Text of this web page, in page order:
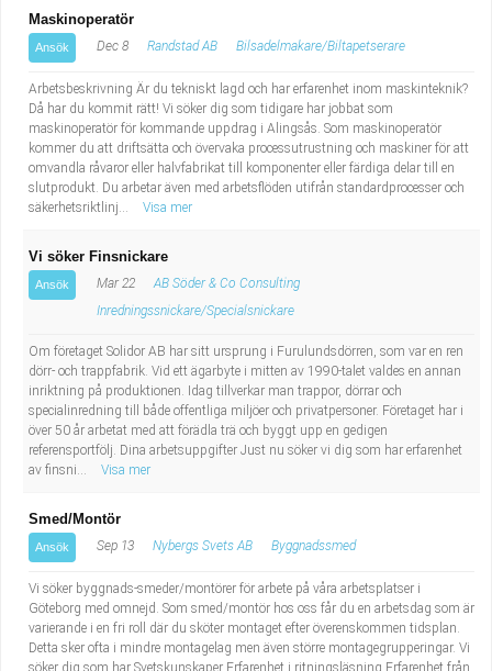
Maskinoperatör
Ansök Dec 8 Randstad AB Bilsadelmakare/Biltapetserare
Arbetsbeskrivning Är du tekniskt lagd och har erfarenhet inom maskinteknik?
Då har du kommit rätt! Vi söker dig som tidigare har jobbat som
maskinoperatör för kommande uppdrag i Alingsås. Som maskinoperatör
kommer du att driftsätta och övervaka processutrustning och maskiner för att
omvandla råvaror eller halvfabrikat till komponenter eller färdiga delar till en
slutprodukt. Du arbetar även med arbetsflöden utifrån standardprocesser och
säkerhetsriktlinj...
Visa mer
Vi söker Finsnickare
Ansök Mar 22
AB Söder & Co Consulting
Inredningssnickare/Specialsnickare
Om företaget Solidor AB har sitt ursprung i Furulundsdörren, som var en ren
dörr- och trappfabrik. Vid ett ägarbyte i mitten av 1990-talet valdes en annan
inriktning på produktionen. Idag tillverkar man trappor, dörrar och
specialinredning till både offentliga miljöer och privatpersoner. Företaget har i
över 50 år arbetat med att förädla trä och byggt upp en gedigen
referensportfölj. Dina arbetsuppgifter Just nu söker vi dig som har erfarenhet
av finsni...
Visa mer
Smed/Montör
Ansök Sep 13 Nybergs Svets AB Byggnadssmed
Vi söker byggnads-smeder/montörer för arbete på våra arbetsplatser i
Göteborg med omnejd. Som smed/montör hos oss får du en arbetsdag som är
varierande i en fri roll där du sköter montaget efter överenskommen tidsplan.
Detta sker ofta i mindre montagelag men även större montagegrupperingar. Vi
söker dig som har Svetskunskaper Erfarenhet i ritningsläsning Erfarenhet från